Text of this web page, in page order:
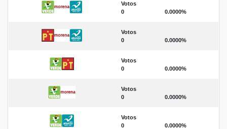
Votos
0
0.0000%
Votos
0
0.0000%
Votos
0
0.0000%
Votos
0
0.0000%
Votos
0
0.0000%